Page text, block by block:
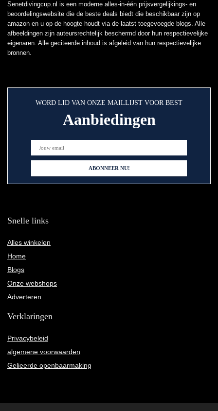
Senetdivingcup.nl is een moderne alles-in-één prijsvergelijkings- en
beoordelingswebsite die de beste deals biedt die beschikbaar zijn op
amazon en u op de hoogte houdt via de laatst toegevoegde blogs. Alle
afbeeldingen zijn auteursrechtelijk beschermd door hun respectievelijke
eigenaren. Alle geciteerde inhoud is afgeleid van hun respectievelijke
bronnen.
WORD LID VAN ONZE MAILLIJST VOOR BEST
Aanbiedingen
Snelle links
Alles winkelen
Home
Blogs
Onze webshops
Adverteren
Verklaringen
Privacybeleid
algemene voorwaarden
Gelieerde openbaarmaking